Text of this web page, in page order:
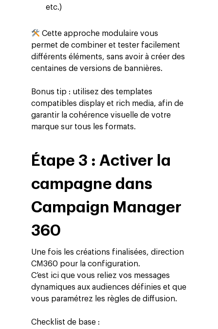
etc.)
Cette approche modulaire vous
permet de combiner et tester facilement
différents éléments, sans avoir à créer des
centaines de versions de bannières.
Bonus tip : utilisez des templates
compatibles display et rich media, afin de
garantir la cohérence visuelle de votre
marque sur tous les formats.
Étape 3 : Activer la
campagne dans
Campaign Manager
360
Une fois les créations finalisées, direction
CM360 pour la configuration.
C’est ici que vous reliez vos messages
dynamiques aux audiences définies et que
vous paramétrez les règles de diffusion.
Checklist de base :